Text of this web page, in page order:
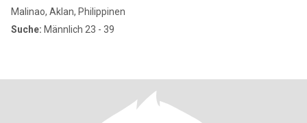
Malinao, Aklan, Philippinen
Suche: Männlich 23 - 39